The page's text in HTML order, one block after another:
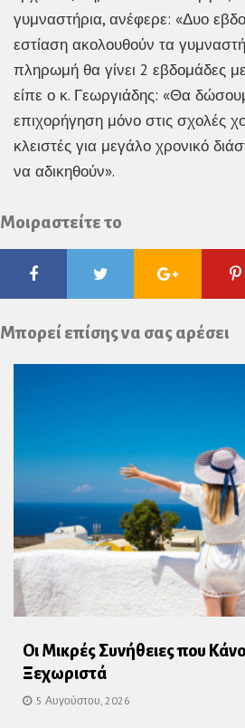
γυμναστήρια, ανέφερε: «Δυο
εστίαση ακολουθούν τα
πληρωμή θα γίνει 2 εβδομάδες
είπε ο κ. Γεωργιάδης: «Θα
επιχορήγηση μόνο στις σχολές
κλειστές για μεγάλο χρονικό
να αδικηθούν».
Μοιραστείτε το
FacebookTwitter Google
Plus
Μπορεί επίσης να σας αρέσει
Οι Μικρές Συνήθειες που
Ξεχωριστά
5 Αυγούστου, 2026